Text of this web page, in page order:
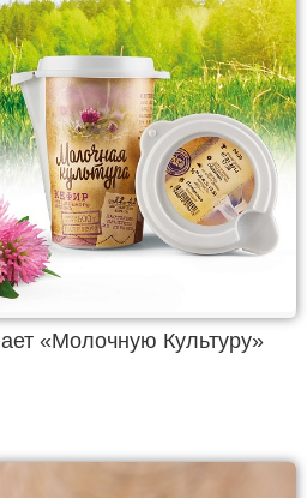
«Молочную Культуру»